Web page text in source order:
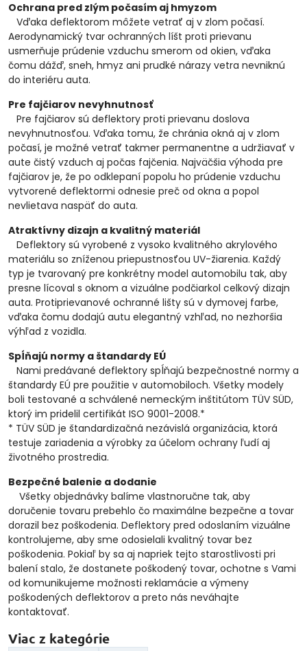
Ochrana pred zlým počasím aj hmyzom
Vďaka deflektorom môžete vetrať aj v zlom počasí.
Aerodynamický tvar ochranných líšt proti prievanu
usmerňuje prúdenie vzduchu smerom od okien, vďaka
čomu dážď, sneh, hmyz ani prudké nárazy vetra nevniknú
do interiéru auta.
Pre fajčiarov nevyhnutnosť
Pre fajčiarov sú deflektory proti prievanu doslova
nevyhnutnosťou. Vďaka tomu, že chránia okná aj v zlom
počasí, je možné vetrať takmer permanentne a udržiavať v
aute čistý vzduch aj počas fajčenia. Najväčšia výhoda pre
fajčiarov je, že po odklepaní popolu ho prúdenie vzduchu
vytvorené deflektormi odnesie preč od okna a popol
nevlietava naspäť do auta.
Atraktívny dizajn a kvalitný materiál
Deflektory sú vyrobené z vysoko kvalitného akrylového
materiálu so zníženou priepustnosťou UV-žiarenia. Každý
typ je tvarovaný pre konkrétny model automobilu tak, aby
presne lícoval s oknom a vizuálne podčiarkol celkový dizajn
auta. Protiprievanové ochranné lišty sú v dymovej farbe,
vďaka čomu dodajú autu elegantný vzhľad, no nezhoršia
výhľad z vozidla.
Spĺňajú normy a štandardy EÚ
Nami predávané deflektory spĺňajú bezpečnostné normy a
štandardy EÚ pre použitie v automobiloch. Všetky modely
boli testované a schválené nemeckým inštitútom TÜV SÜD,
ktorý im pridelil certifikát ISO 9001-2008.*
* TÜV SÜD je štandardizačná nezávislá organizácia, ktorá
testuje zariadenia a výrobky za účelom ochrany ľudí aj
životného prostredia.
Bezpečné balenie a dodanie
Všetky objednávky balíme vlastnoručne tak, aby
doručenie tovaru prebehlo čo maximálne bezpečne a tovar
dorazil bez poškodenia. Deflektory pred odoslaním vizuálne
kontrolujeme, aby sme odosielali kvalitný tovar bez
poškodenia. Pokiaľ by sa aj napriek tejto starostlivosti pri
balení stalo, že dostanete poškodený tovar, ochotne s Vami
od komunikujeme možnosti reklamácie a výmeny
poškodených deflektorov a preto nás neváhajte
kontaktovať.
Viac z kategórie